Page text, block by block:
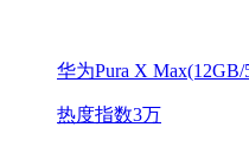
华为Pura X Max(12GB/
热度指数3万